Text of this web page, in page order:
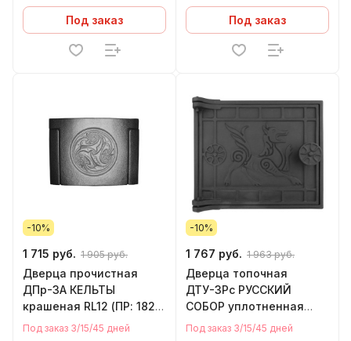
Под заказ Под заказ
-10%
1 715 руб. 1 905 руб.
Дверца прочистная
ДПр-3А КЕЛЬТЫ
крашеная RL12 (ПР: 182 х
130 мм) ЛИТКОМ
Под заказ 3/15/45 дней
-10%
1 767 руб. 1 963 руб.
Дверца топочная
ДТУ-3Рс РУССКИЙ
СОБОР уплотненная
крашеная RL33 (ПР: 250
Под заказ 3/15/45 дней